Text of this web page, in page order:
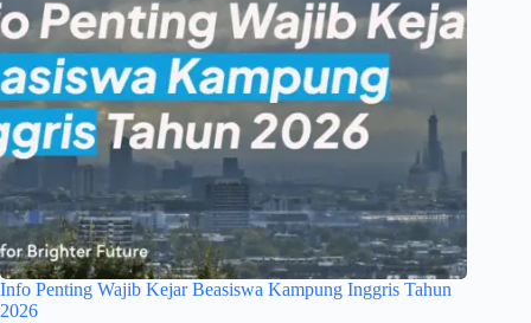
Info Penting Wajib Kejar Beasiswa Kampung Inggris Tahun
2026